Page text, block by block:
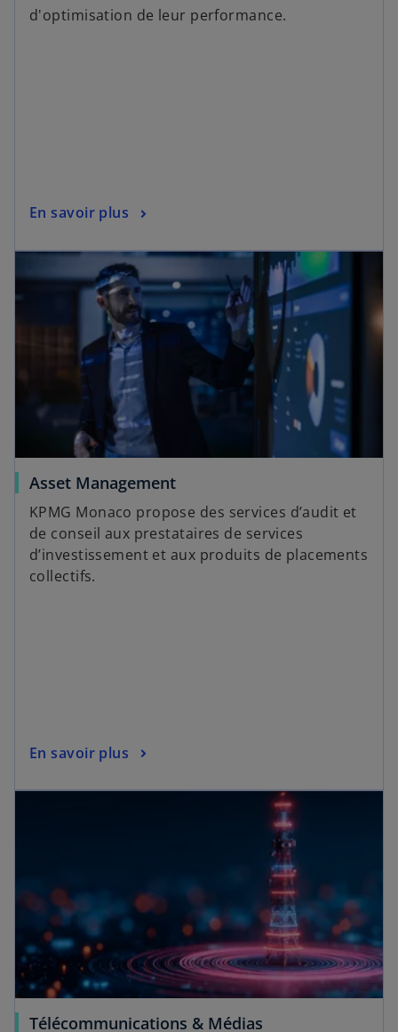
d'optimisation de leur performance.
En savoir plus
Asset Management
KPMG Monaco propose des services d’audit et
de conseil aux prestataires de services
d’investissement et aux produits de placements
collectifs.
En savoir plus
Télécommunications & Médias